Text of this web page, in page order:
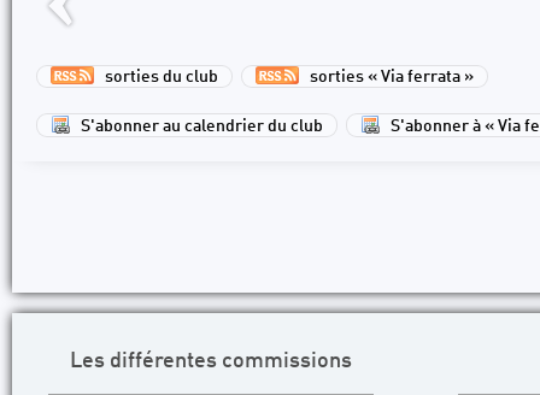
sorties du club sorties « Via ferrata »
S'abonner au calendrier du club S'abonner à « Via
Les différentes commissions